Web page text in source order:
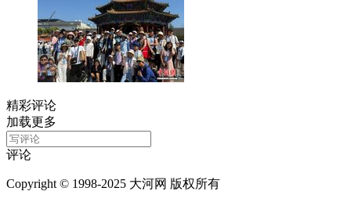
精彩评论
加载更多
评论
Copyright © 1998-2025 大河网 版权所有